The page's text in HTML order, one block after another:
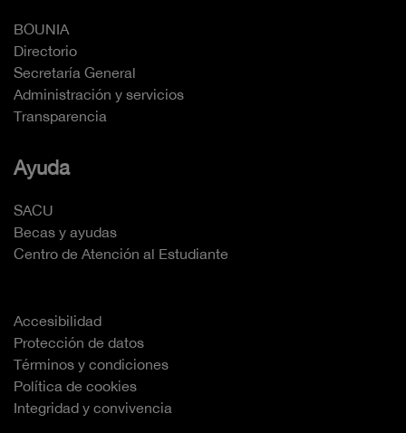
BOUNIA
Directorio
Secretaría General
Administración y servicios
Transparencia
Ayuda
SACU
Becas y ayudas
Centro de Atención al Estudiante
Accesibilidad
Protección de datos
Términos y condiciones
Política de cookies
Integridad y convivencia